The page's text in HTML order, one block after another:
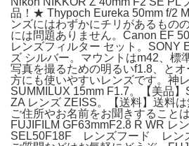
品！★ Thypoch Eureka 50mm f/2
ンズにはわずかにチリがあるもの
には問題ありません。Canon EF
レンズフィルター セット。SONY
ズ シルバー。マウントはm42、標
写真を撮るための明るいf1.8、と
方にも使いやすいレンズです。神
SUMMILUX 15mm F1.7。【美品
ZA レンズ ZEISS。【送料】送料
ご住所やお名前をお聞きすること
FUJIFILM GF63mmF2.8 R WR レ
SEL50F18F レンズフード レン